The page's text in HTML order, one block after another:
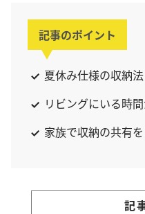
記事のポイント
夏休み仕様の収納
リビングにいる時
家族で収納の共有を
記